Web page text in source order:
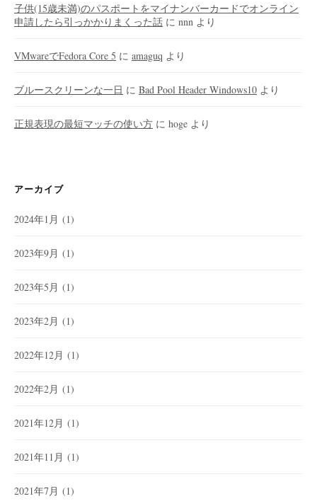
子供(15歳未満)のパスポートをマイナンバーカードでオンライン
申請したら引っかかりまくった話 に nnn より
VMwareでFedora Core 5 に amaguq より
ブルースクリーンな一日 に Bad Pool Header Windows10 より
正規表現の最短マッチの使い方 に hoge より
アーカイブ
2024年1月 (1)
2023年9月 (1)
2023年5月 (1)
2023年2月 (1)
2022年12月 (1)
2022年2月 (1)
2021年12月 (1)
2021年11月 (1)
2021年7月 (1)